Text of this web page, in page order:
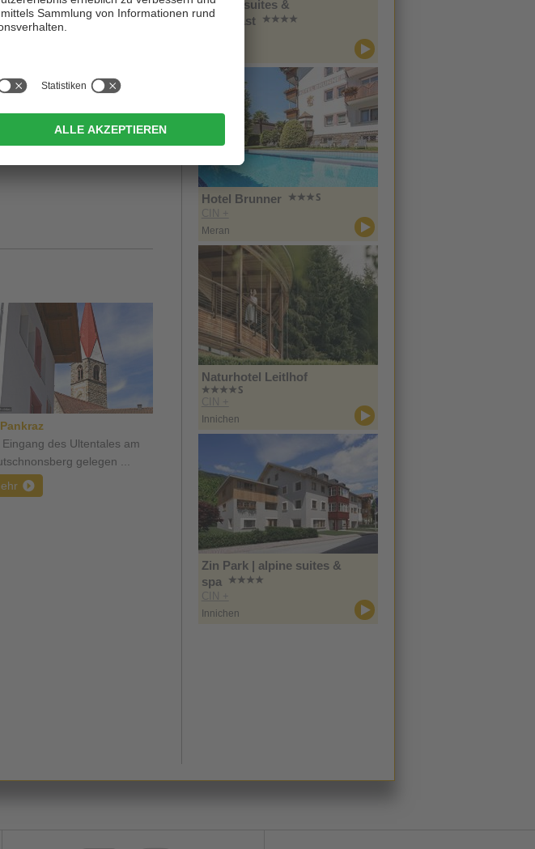
Helener Bichl, wo
im Winter verschneite
wird das
bis sie 1730 ihr heutiges
Seitenaltar mit dem
Eingang des Ultentales am
gelegen ...
Gardensuites &
Breakfast
Hotel Brunner
CIN +
Meran
Naturhotel Leitlhof
CIN +
Innichen
Zin Park | alpine suites &
spa
CIN +
Innichen